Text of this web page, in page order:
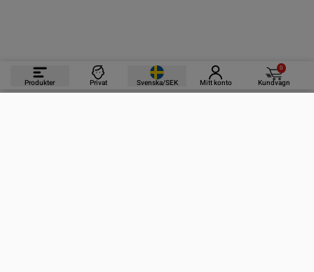
Produkter Privat Svenska/SEK Mitt konto
0
Kundvagn